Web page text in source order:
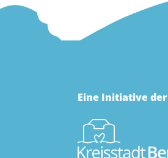
Eine Initiative der